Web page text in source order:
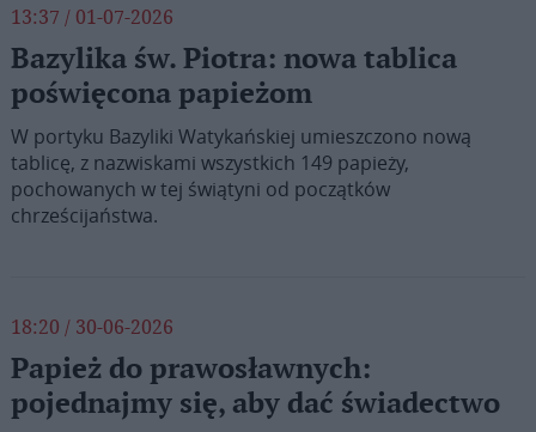
13:37 / 01-07-2026
Bazylika św. Piotra: nowa tablica
poświęcona papieżom
W portyku Bazyliki Watykańskiej umieszczono nową
tablicę, z nazwiskami wszystkich 149 papieży,
pochowanych w tej świątyni od początków
chrześcijaństwa.
18:20 / 30-06-2026
Papież do prawosławnych:
pojednajmy się, aby dać świadectwo